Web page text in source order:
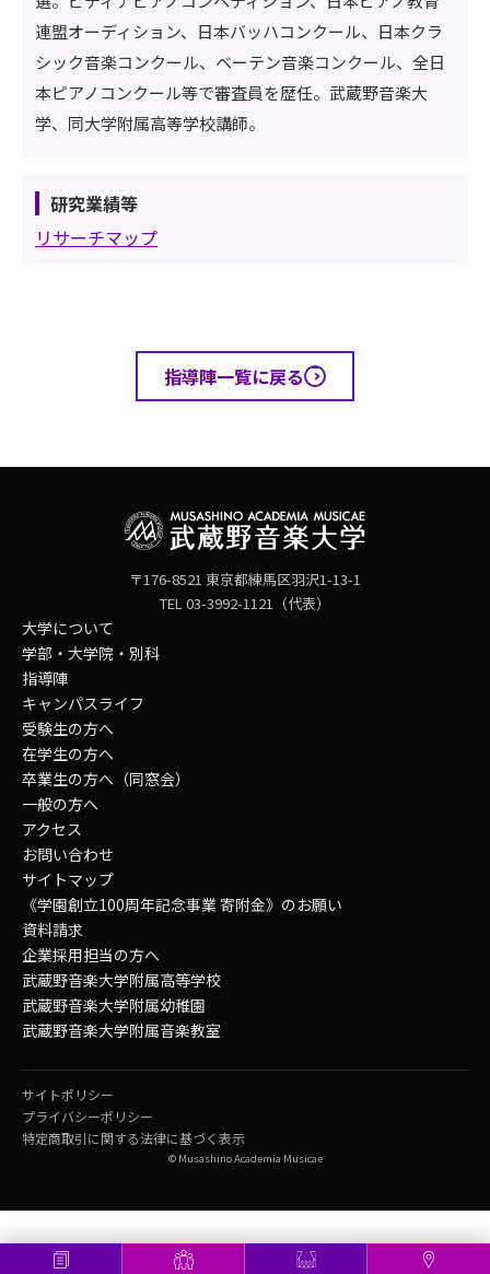
連盟オーディション、日本バッハコンクール、日本クラ
シック音楽コンクール、ベーテン音楽コンクール、全日
本ピアノコンクール等で審査員を歴任。武蔵野音楽大
学、同大学附属高等学校講師。
研究業績等
リサーチマップ
指導陣一覧に戻る
〒176-8521 東京都練馬区羽沢1-13-1
TEL 03-3992-1121（代表）
大学について
学部・大学院・別科
指導陣
キャンパスライフ
受験生の方へ
在学生の方へ
卒業生の方へ（同窓会）
一般の方へ
アクセス
お問い合わせ
サイトマップ
《学園創立100周年記念事業 寄附金》のお願い
資料請求
企業採用担当の方へ
武蔵野音楽大学附属高等学校
武蔵野音楽大学附属幼稚園
武蔵野音楽大学附属音楽教室
© Musashino Academia Musicae
サイトポリシー
プライバシーポリシー
特定商取引に関する法律に基づく表示